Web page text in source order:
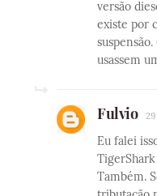
versão
existe por
usassem
Fulvio
Eu falei
Também.